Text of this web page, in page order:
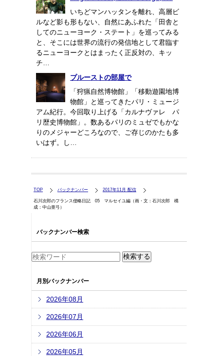
いちどマンハッタンを離れ、高層ビ
ルなど影も形もない、自然にあふれた「田舎と
してのニューヨーク・ステート」を巡ってみる
と、そこには世界の流行の発信地として君臨す
るニューヨークとはまったく正反対の、キッ
チ…
プルーストの部屋で
「狩猟自然博物館」「移動遊園地博
物館」と巡ってきたパリ・ミュージ
アム紀行。今回取り上げる「カルナヴァレ パ
リ歴史博物館」。数あるパリのミュゼでもかな
りのメジャーどころなので、ご存じのかたも多
いはず。し…
TOP バックナンバー 2017年11月 配信
石川次郎のフランス侵略日記 05 マルセイユ編（画・文：石川次郎 構
成：中山亜弓）
バックナンバー検索
月別バックナンバー
2026年08月
2026年07月
2026年06月
2026年05月